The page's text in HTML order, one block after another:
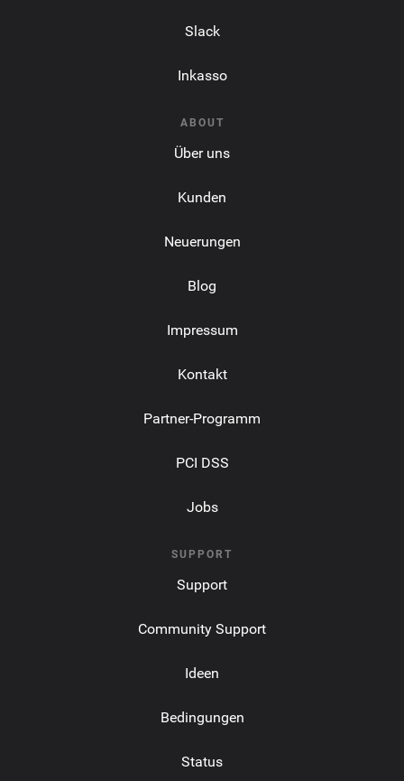
Slack
Inkasso
ABOUT
Über uns
Kunden
Neuerungen
Blog
Impressum
Kontakt
Partner-Programm
PCI DSS
Jobs
SUPPORT
Support
Community Support
Ideen
Bedingungen
Status